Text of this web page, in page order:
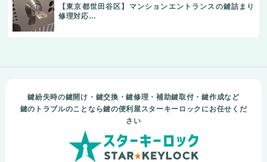
【東京都世田谷区】マンションエントランスの鍵詰まり
修理対応…
鍵紛失時の鍵開け・鍵交換・鍵修理・補助鍵取付・鍵作成など
鍵のトラブルのことなら鍵の便利屋スターキーロックにお任せくだ
さい